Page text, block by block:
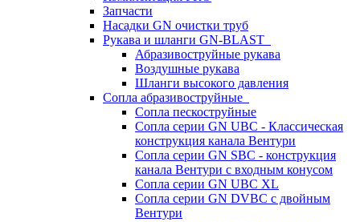
Запчасти
Насадки GN очистки труб
Рукава и шланги GN-BLAST
Абразивоструйные рукава
Воздушные рукава
Шланги высокого давления
Сопла абразивоструйные
Сопла пескоструйные
Сопла серии GN UBC - Классическая
конструкция канала Вентури
Сопла серии GN SBC - конструкция
канала Вентури c входным конусом
Сопла серии GN UBC XL
Сопла серии GN DVBC с двойным
Вентури